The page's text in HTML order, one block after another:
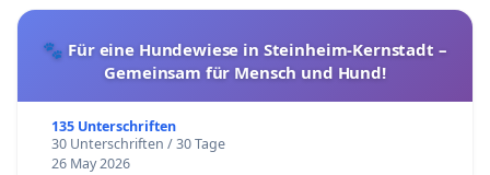
🐾 Für eine Hundewiese in Steinheim-Kernstadt –
Gemeinsam für Mensch und Hund!
135 Unterschriften
30 Unterschriften / 30 Tage
26 May 2026